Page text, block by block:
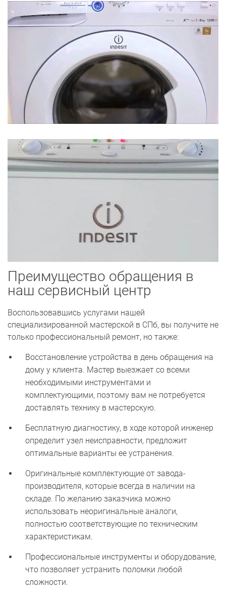
Преимущество обращения в
наш сервисный центр
Воспользовавшись услугами нашей
специализированной мастерской в СПб, вы получите не
только профессиональный ремонт, но также:
Восстановление устройства в день обращения на
дому у клиента. Мастер выезжает со всеми
необходимыми инструментами и
комплектующими, поэтому вам не потребуется
доставлять технику в мастерскую.
Бесплатную диагностику, в ходе которой инженер
определит узел неисправности, предложит
оптимальные варианты ее устранения.
Оригинальные комплектующие от завода-
производителя, которые всегда в наличии на
складе. По желанию заказчика можно
использовать неоригинальные аналоги,
полностью соответствующие по техническим
характеристикам.
Профессиональные инструменты и оборудование,
что позволяет устранить поломки любой
сложности.